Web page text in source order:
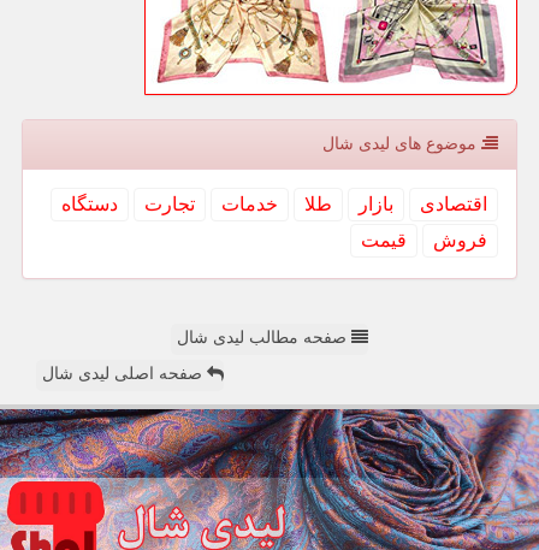
موضوع های لیدی شال
اقتصادی بازار طلا خدمات تجارت
دستگاه
فروش
قیمت
صفحه مطالب لیدی شال
صفحه اصلی لیدی شال